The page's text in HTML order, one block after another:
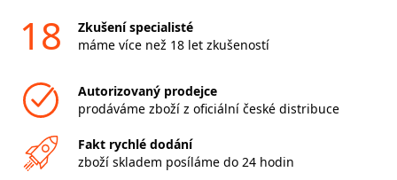
18
Zkušení specialisté
máme více než 18 let zkušeností
Autorizovaný prodejce
prodáváme zboží z oficiální české distribuce
Fakt rychlé dodání
zboží skladem posíláme do 24 hodin